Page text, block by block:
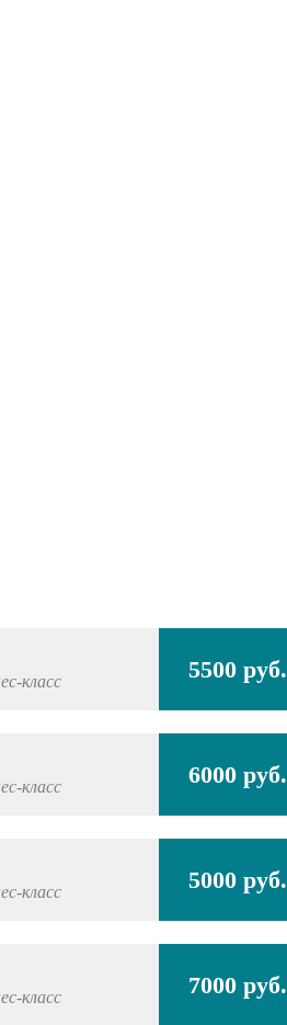
класс 5500 руб.
класс 6000 руб.
класс 5000 руб.
класс 7000 руб.